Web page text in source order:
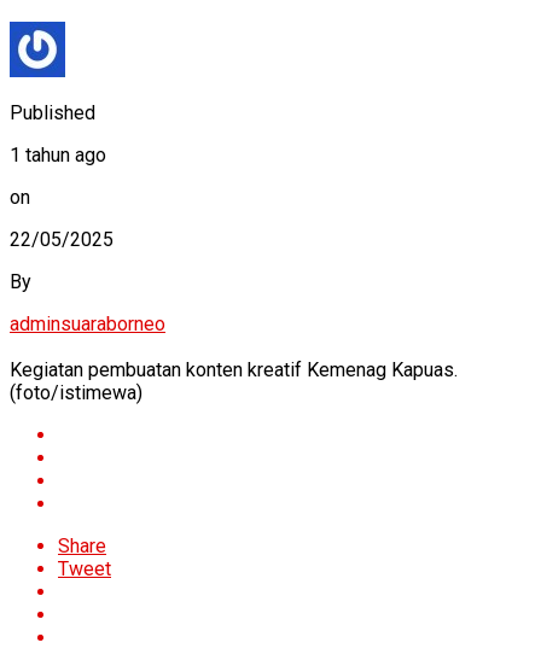
Published
1 tahun ago
on
22/05/2025
By
adminsuaraborneo
Kegiatan pembuatan konten kreatif Kemenag Kapuas.
(foto/istimewa)
Share
Tweet